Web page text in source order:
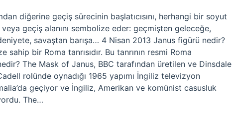
diğerine geçiş sürecinin başlatıcısını, herhangi bir soyut
geçiş alanını sembolize eder: geçmişten geleceğe,
savaştan barışa… 4 Nisan 2013 Janus figürü nedir?
bir Roma tanrısıdır. Bu tanrının resmi Roma
The Mask of Janus, BBC tarafından üretilen ve Dinsdale
rolünde oynadığı 1965 yapımı İngiliz televizyon
geçiyor ve İngiliz, Amerikan ve komünist casusluk
The…